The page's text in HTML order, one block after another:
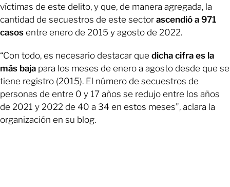
víctimas de este delito, y que, de manera agregada, la
cantidad de secuestros de este sector ascendió a 971
casos entre enero de 2015 y agosto de 2022.
“Con todo, es necesario destacar que dicha cifra es la
más baja para los meses de enero a agosto desde que se
tiene registro (2015). El número de secuestros de
personas de entre 0 y 17 años se redujo entre los años
de 2021 y 2022 de 40 a 34 en estos meses”, aclara la
organización en su blog.